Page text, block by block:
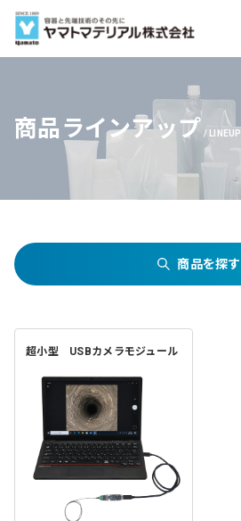
商品ラインアップ LINEUP
商品を探す
超小型 USBカメラモジュール